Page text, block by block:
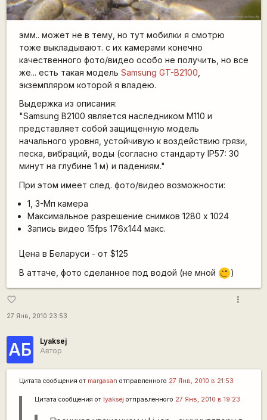
эмм.. может не в тему, но тут мобилки я смотрю
тоже выкладывают. с их камерами конечно
качественного фото/видео особо не получить, но все
же... есть такая модель Samsung GT-B2100
экземпляром которой я владею.
Выдержка из описания:
"Samsung B2100 является наследником M110 и
представляет собой защищенную модель
начального уровня, устойчивую к воздействию грязи,
песка, вибраций, воды (согласно стандарту IP57: 30
минут на глубине 1 м) и падениям."
При этом имеет след. фото/видео возможности:
1, 3-Мп камера
Максимальное разрешение снимков 1280 x 1024
Запись видео 15fps 176х144 макс.
Цена в Беларуси - от $125
В аттаче, фото сделанное под водой (не мной
;) )
favorite_border
27 Янв, 2010 23:53
more_vert
АБ
Lyaksej
Автор
Цитата сообщения от margasan отправленного 27 Янв, 2010 в 21:53
Цитата сообщения от lyaksej отправленного 27 Янв, 2010 в 19:23